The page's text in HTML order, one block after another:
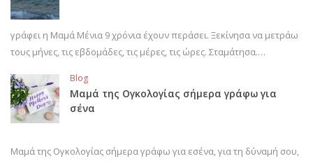
γράφει η Μαμά Μένια 9 χρόνια έχουν περάσει. Ξεκίνησα να μετράω
τους μήνες, τις εβδομάδες, τις μέρες, τις ώρες. Σταμάτησα.…
Blog
Μαμά της Ογκολογίας σήμερα γράφω για
σένα
Μαμά της Ογκολογίας σήμερα γράφω για εσένα, για τη δύναμή σου,